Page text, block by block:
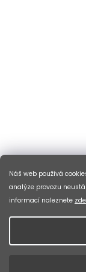
Náš web používá
analýze provozu
informací naleznete zde